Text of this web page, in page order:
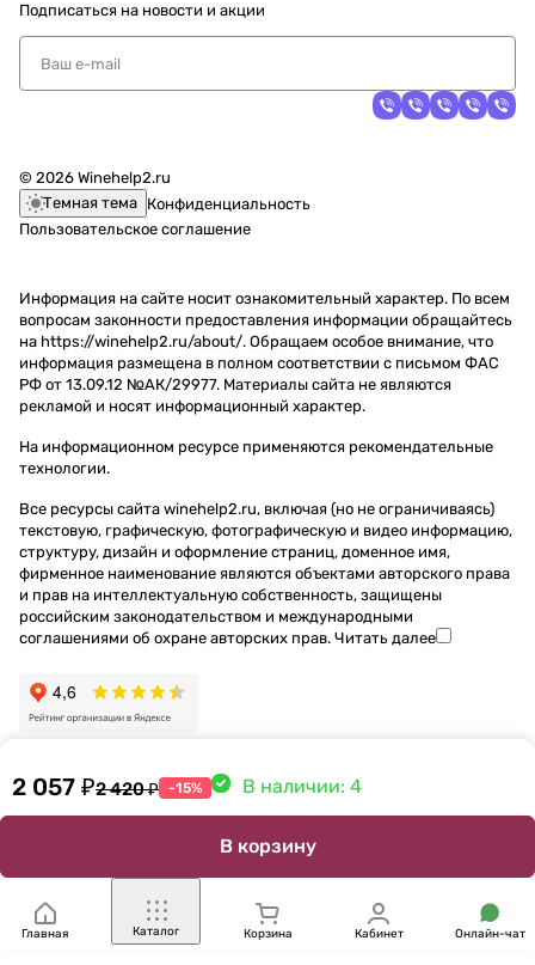
2 057 ₽2 420 ₽ -15% В наличии: 4
В корзину
Главная Каталог Корзина Кабинет Онлайн-чат
Подписаться на новости и акции
© 2026 Winehelp2.ru
Темная тема Конфиденциальность
Пользовательское соглашение
Информация на сайте носит ознакомительный характер. По всем
вопросам законности предоставления информации обращайтесь
на https://winehelp2.ru/about/. Обращаем особое внимание, что
информация размещена в полном соответствии с письмом ФАС
РФ от 13.09.12 №АК/29977. Материалы сайта не являются
рекламой и носят информационный характер.
На информационном ресурсе применяются рекомендательные
технологии.
Все ресурсы сайта winehelp2.ru, включая (но не ограничиваясь)
текстовую, графическую, фотографическую и видео информацию,
структуру, дизайн и оформление страниц, доменное имя,
фирменное наименование являются объектами авторского права
и прав на интеллектуальную собственность, защищены
российским законодательством и международными
соглашениями об охране авторских прав. Читать далее